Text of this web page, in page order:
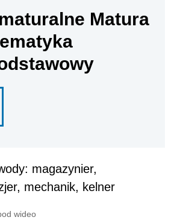
Matura
magazynier,
mechanik, kelner
wideo